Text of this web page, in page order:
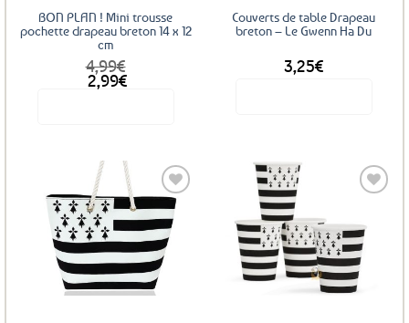
BON PLAN ! Mini trousse
pochette drapeau breton 14 x 12
cm
4,99€
Le
prix
2,99€
Le
prix
Couverts de table Drapeau
breton – Le Gwenn Ha Du
3,25€
plusieurs
variations.
options
peuvent
Ajouter
aux
favoris
Ajouter
aux
favoris